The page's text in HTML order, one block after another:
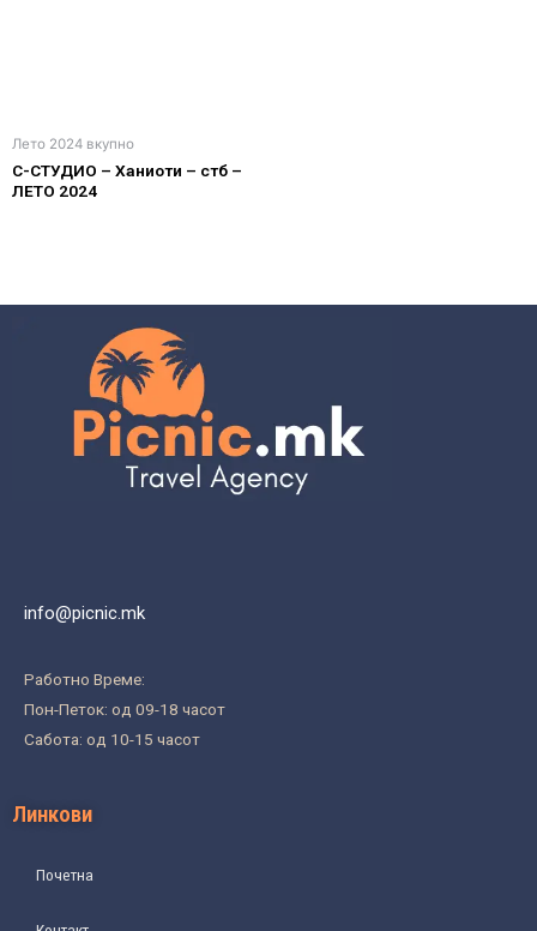
Лето 2024 вкупно
С-СТУДИО – Ханиоти – стб –
ЛЕТО 2024
info@picnic.mk
Работно Време:
Пон-Петок: од 09-18 часот
Сабота: од 10-15 часот
Линкови
Почетна